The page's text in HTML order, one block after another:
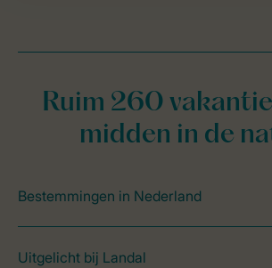
Ruim 260
midden in de
Bestemmingen in Nederland
Uitgelicht bij Landal